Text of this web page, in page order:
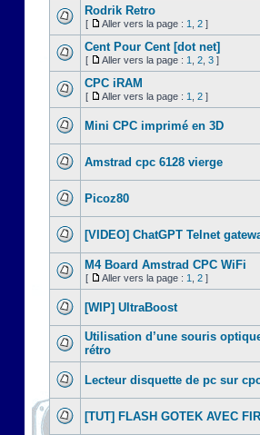
Rodrik Retro
[ Aller vers la page : 1 2 ]
Cent Pour Cent [dot net]
[ Aller vers la page : 1 2 3 ]
CPC iRAM
[ Aller vers la page : 1 2 ]
Mini CPC imprimé en 3D
Amstrad cpc 6128 vierge
Picoz80
[VIDEO] ChatGPT Telnet
M4 Board Amstrad CPC WiFi
[ Aller vers la page : 1 2 ]
[WIP] UltraBoost
Utilisation d’une souris
rétro
Lecteur disquette de pc sur
[TUT] FLASH GOTEK AVEC